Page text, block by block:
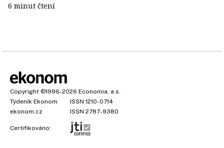
6 minut čtení
Copyright ©1996-2026 Economia, a.s.
Týdeník Ekonom
ISSN 1210-0714
ekonom.cz
ISSN 2787-9380
Certifikováno: